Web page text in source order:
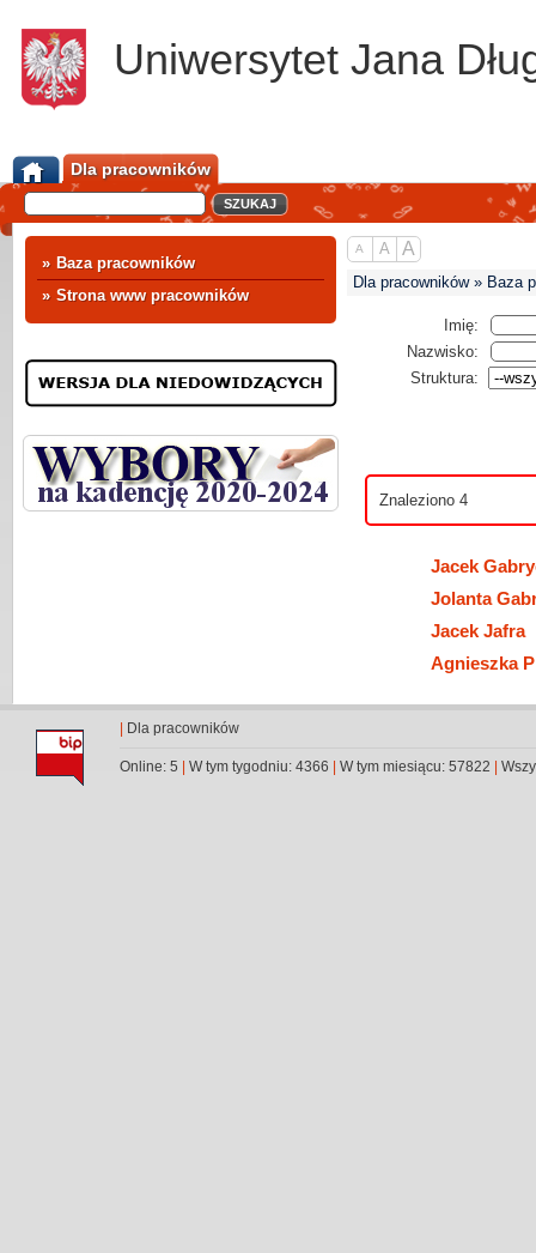
Uniwersytet Jana
Dla pracowników
» Baza pracowników
» Strona www pracowników
A A A
Dla pracowników » Baza
Imię:
Nazwisko:
Struktura:
Znaleziono 4
Jacek
Jolanta
Jacek Jafra
Agnieszka
Dla pracowników
Online: 5 W tym tygodniu: 4366 W tym miesiącu: 57822